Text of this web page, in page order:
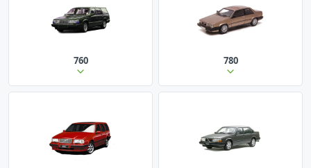
760 780